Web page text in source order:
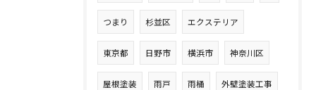
つまり 杉並区 エクステリア
東京都 日野市 横浜市 神奈川区
屋根塗装 雨戸 雨桶 外壁塗装工事